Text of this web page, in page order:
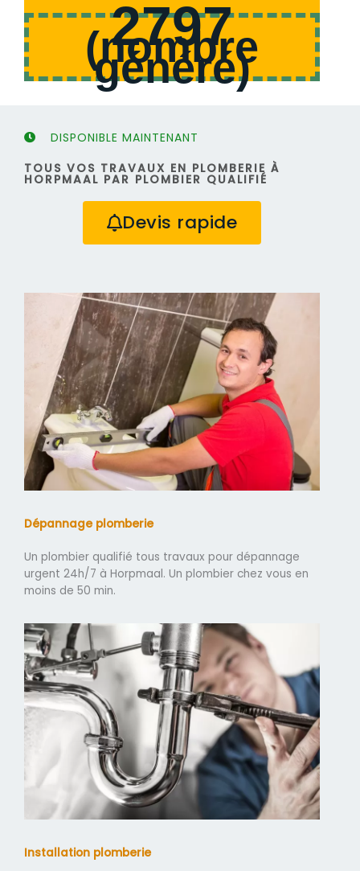
2797
(nombre
généré)
DISPONIBLE MAINTENANT
TOUS VOS TRAVAUX EN PLOMBERIE À
HORPMAAL PAR PLOMBIER QUALIFIÉ
Devis rapide
Dépannage plomberie
Un plombier qualifié tous travaux pour dépannage
urgent 24h/7 à Horpmaal. Un plombier chez vous en
moins de 50 min.
Installation plomberie